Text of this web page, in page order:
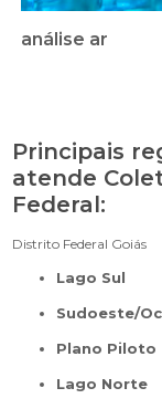
análise ar
Principais
atende
Federal:
Distrito Federal Goiás
Lago Sul
Sudoeste/
Plano Piloto
Lago Norte